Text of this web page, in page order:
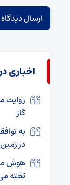
اخباری
روایت
گاز
به
در
هوش
تخته